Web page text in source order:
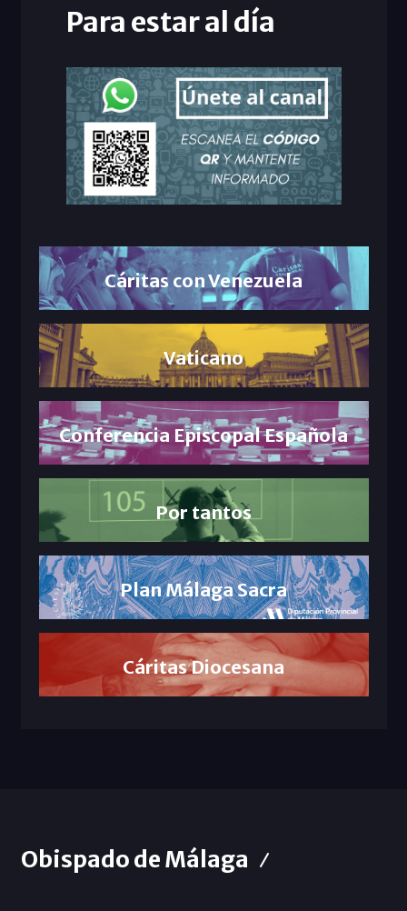
Para estar al día
Cáritas con Venezuela
Vaticano
Conferencia Episcopal Española
Por tantos
Plan Málaga Sacra
Cáritas Diocesana
Obispado de Málaga